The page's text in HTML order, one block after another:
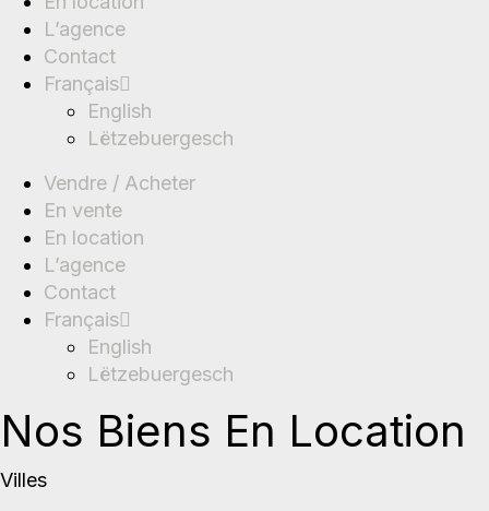
L’agence
Contact
Français
English
Lëtzebuergesch
Vendre / Acheter
En vente
En location
L’agence
Contact
Français
English
Lëtzebuergesch
Nos Biens En Location
Villes